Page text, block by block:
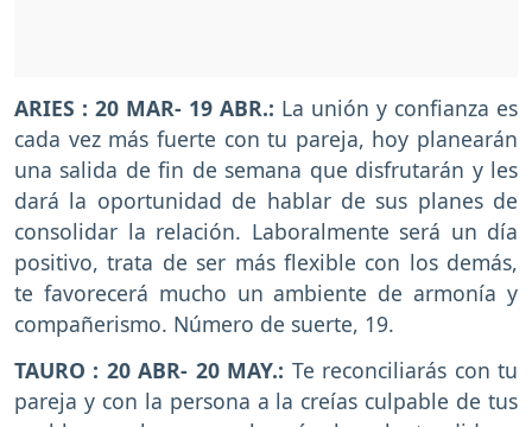
ARIES : 20 MAR- 19 ABR.: La unión y confianza es
cada vez más fuerte con tu pareja, hoy planearán
una salida de fin de semana que disfrutarán y les
dará la oportunidad de hablar de sus planes de
consolidar la relación. Laboralmente será un día
positivo, trata de ser más flexible con los demás,
te favorecerá mucho un ambiente de armonía y
compañerismo. Número de suerte, 19.
TAURO : 20 ABR- 20 MAY.: Te reconciliarás con tu
pareja y con la persona a la creías culpable de tus